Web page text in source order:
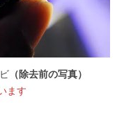
（除去前の写真）
ます